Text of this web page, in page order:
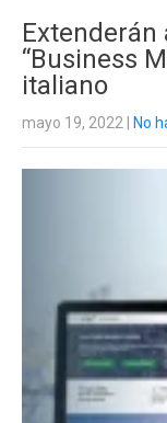
“Business
italiano
mayo 19, 2022 No